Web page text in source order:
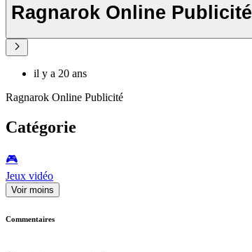
Ragnarok Online Publicité
il y a 20 ans
Ragnarok Online Publicité
Catégorie
🎮️
Jeux vidéo
Voir moins
Commentaires